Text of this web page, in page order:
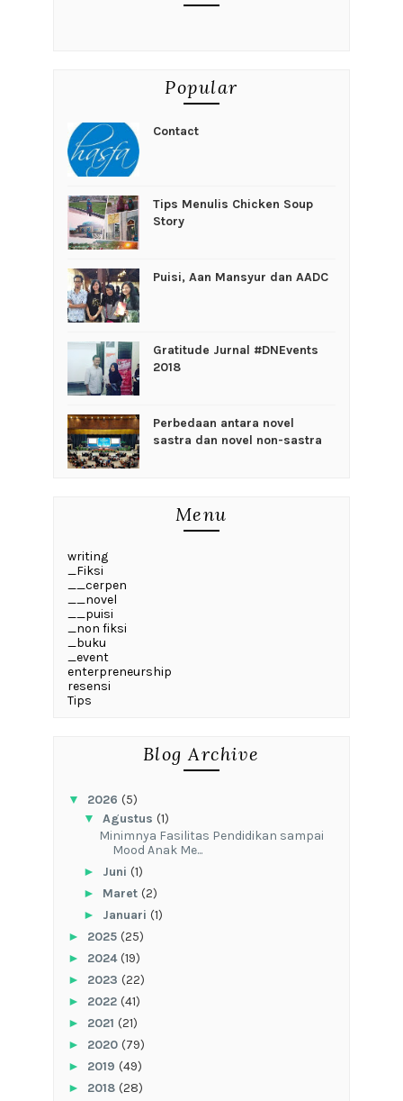
Popular
Contact
Tips Menulis Chicken Soup
Story
Puisi, Aan Mansyur dan AADC
Gratitude Jurnal #DNEvents
2018
Perbedaan antara novel
sastra dan novel non-sastra
Menu
writing
_Fiksi
__cerpen
__novel
__puisi
_non fiksi
_buku
_event
enterpreneurship
resensi
Tips
Blog Archive
▼ 2026 (5)
▼ Agustus (1)
‎Minimnya Fasilitas Pendidikan sampai
Mood Anak Me...
► Juni (1)
► Maret (2)
► Januari (1)
► 2025 (25)
► 2024(19)
► 2023 (22)
► 2022 (41)
► 2021 (21)
► 2020 (79)
► 2019 (49)
► 2018 (28)